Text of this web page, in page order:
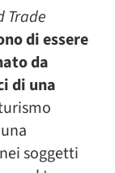
Trade
di essere
da
di una
soggetti